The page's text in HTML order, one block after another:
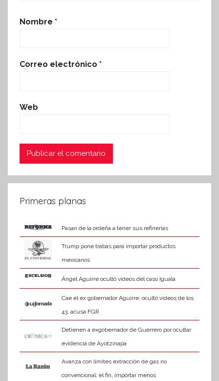
Nombre *
Correo electrónico *
Web
Primeras planas
Pasan de la ordeña a tener sus refinerías
Trump pone trabas para importar productos
mexicanos
Ángel Aguirre ocultó videos del caso Iguala
Cae el ex gobernador Aguirre; ocultó videos de los
43, acusa FGR
Detienen a exgobernador de Guerrero por ocultar
evidencia de Ayotzinapa
Avanza con límites extracción de gas no
convencional; el fin, importar menos